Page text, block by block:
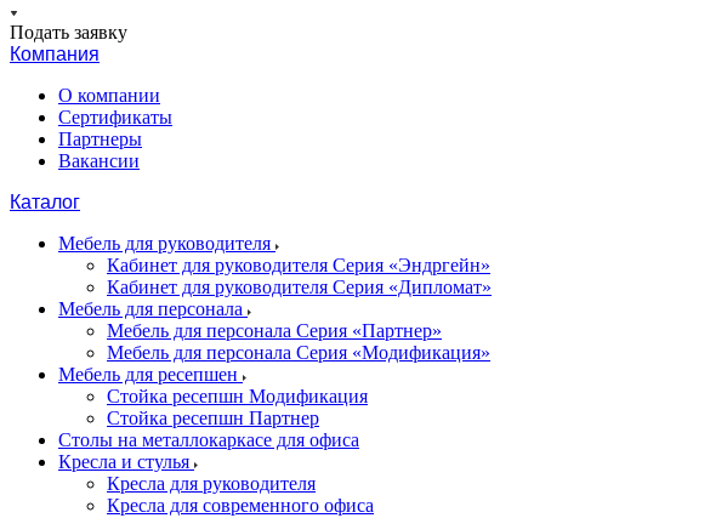
Подать заявку
Компания
О компании
Сертификаты
Партнеры
Вакансии
Каталог
Мебель для руководителя
Кабинет для руководителя Серия «Эндргейн»
Кабинет для руководителя Серия «Дипломат»
Мебель для персонала
Мебель для персонала Серия «Партнер»
Мебель для персонала Серия «Модификация»
Мебель для ресепшен
Стойка ресепшн Модификация
Стойка ресепшн Партнер
Столы на металлокаркасе для офиса
Кресла и стулья
Кресла для руководителя
Кресла для современного офиса